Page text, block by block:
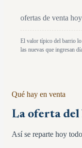
ofertas de venta
El valor típico del barrio
las nuevas que ingresan
Qué hay en venta
La oferta
Así se reparte hoy